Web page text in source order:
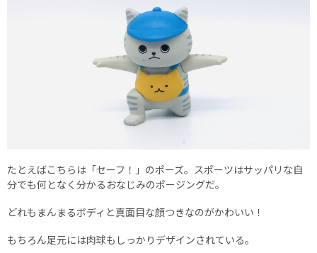
たとえばこちらは「セーフ！」のポーズ。スポーツはサッパリな自
分でも何となく分かるおなじみのポージングだ。
どれもまんまるボディと真面目な顔つきなのがかわいい！
もちろん足元には肉球もしっかりデザインされている。